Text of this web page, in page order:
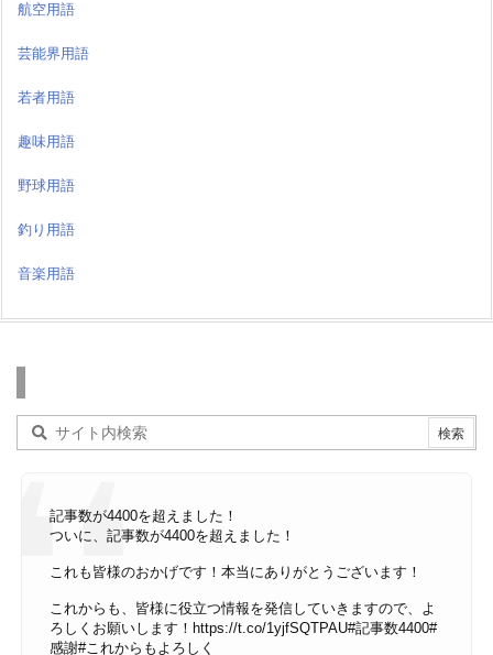
航空用語
芸能界用語
若者用語
趣味用語
野球用語
釣り用語
音楽用語
記事数が4400を超えました！
ついに、記事数が4400を超えました！
これも皆様のおかげです！本当にありがとうございます！
これからも、皆様に役立つ情報を発信していきますので、よ
ろしくお願いします！ https://t.co/1yjfSQTPAU#記事数4400#
感謝#これからもよろしく